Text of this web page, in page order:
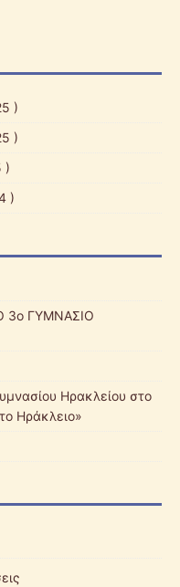
)
)
)
)
3o ΓΥΜΝΑΣΙΟ
Ηρακλείου στο
Ηράκλειο»